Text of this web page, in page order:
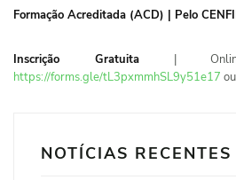
Formação Acreditada (ACD) | Pelo
Inscrição Gratuita| Online,
https://forms.gle/tL3pxmmhSL9y51e17
NOTÍCIAS RECENTES